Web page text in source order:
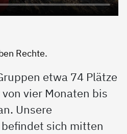
etwa 74 Plätze
vier Monaten bis
Unsere
sich mitten